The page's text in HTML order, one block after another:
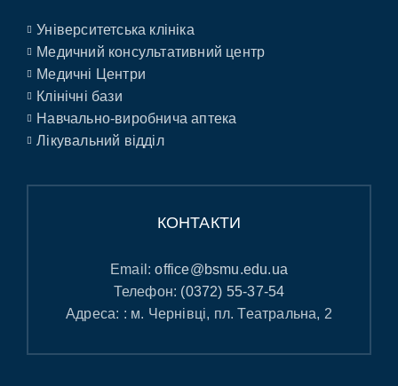
Університетська клініка
Медичний консультативний центр
Медичні Центри
Клінічні бази
Навчально-виробнича аптека
Лікувальний відділ
КОНТАКТИ
Email:office@bsmu.edu.ua
Телефон: (0372) 55-37-54
Адреса: : м. Чернівці, пл. Театральна, 2